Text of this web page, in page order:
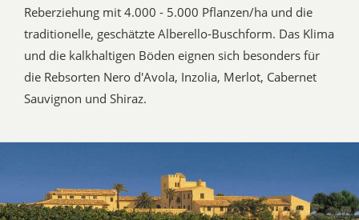
Reberziehung mit 4.000 - 5.000 Pflanzen/ha und die
traditionelle, geschätzte Alberello-Buschform. Das Klima
und die kalkhaltigen Böden eignen sich besonders für
die Rebsorten Nero d'Avola, Inzolia, Merlot, Cabernet
Sauvignon und Shiraz.